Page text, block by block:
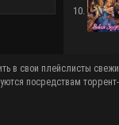
посредствам